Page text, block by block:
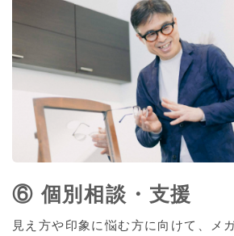
⑥ 個別相談・支援
見え方や印象に悩む方に向けて、メ